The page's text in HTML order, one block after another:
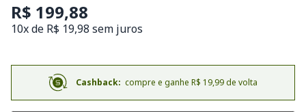
R$ 199,88
10x de R$ 19,98 sem juros
Cashback: compre e ganhe R$ 19,99 de volta